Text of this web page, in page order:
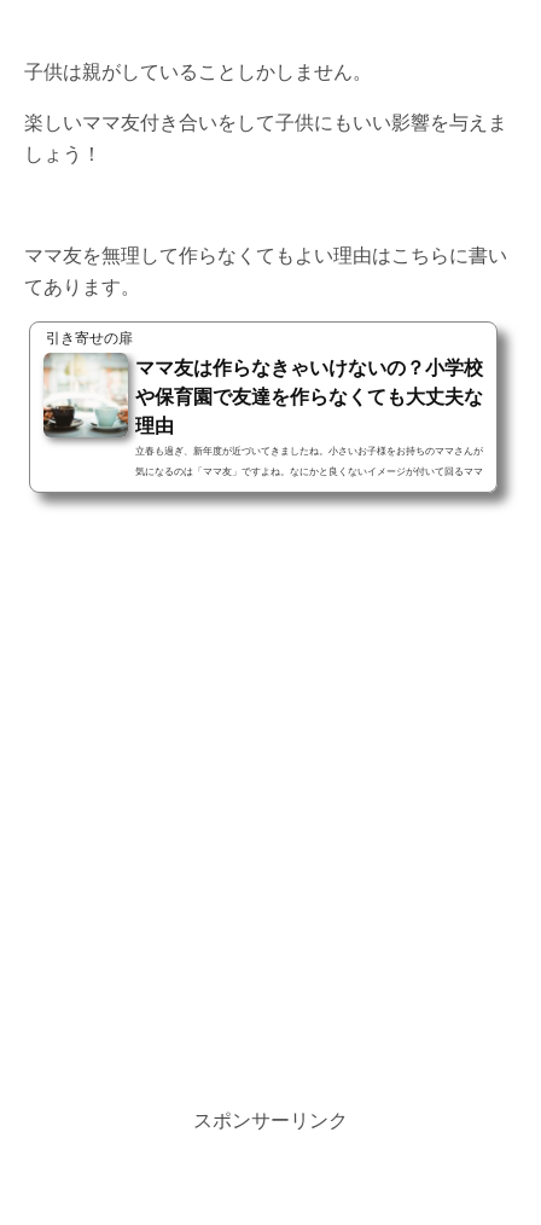
子供は親がしていることしかしません。
楽しいママ友付き合いをして子供にもいい影響を与えま
しょう！
ママ友を無理して作らなくてもよい理由はこちらに書い
てあります。
引き寄せの扉
ママ友は作らなきゃいけないの？小学校
や保育園で友達を作らなくても大丈夫な
理由
立春も過ぎ、新年度が近づいてきましたね。小さいお子様をお持ちのママさんが
気になるのは「ママ友」ですよね。なにかと良くないイメージが付いて回るママ
友。 引き寄せの法則的にはどう考えればママ友で苦労しないどころか気心知れて
助け合えるようなママ友に出会えるのでしょうか。今回は引き寄せの法則を使っ
スポンサーリンク